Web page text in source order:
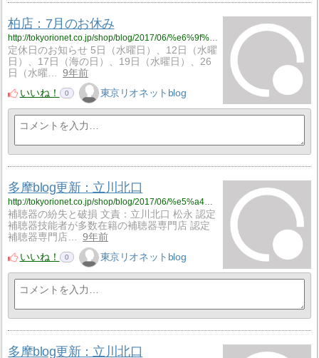
柏店：7月のお休み
定休日のお知らせ 5日（水曜日）、12日（水曜
日）、17日（海の日）、19日（水曜日）、26
日（水曜…
9年前
いいね！
0 東京リオネットblog
多摩blog更新：立川北口
http://tokyorionet.co.jp/shop/blog/2017/06/%e5%a4%9a%e6%91%a9blog%e6%9b%b4%e6%96%b0%ef%bc%9a%e7%ab%8b%e5%b7%9d%e5%8c%97%e5%8f%a3-62/
補聴器の紛失と破損 文責：立川北口 松永 認定
補聴器技能者が多数在籍の補聴器専門店 認定
補聴器専門店…
9年前
いいね！
0 東京リオネットblog
多摩blog更新：立川北口